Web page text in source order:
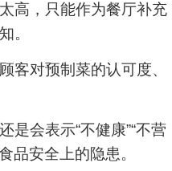
高，只能作为餐厅补充
。
对预制菜的认可度、
会表示“不健康”“不营
品安全上的隐患。